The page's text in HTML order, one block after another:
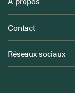
Contact
Réseaux sociaux